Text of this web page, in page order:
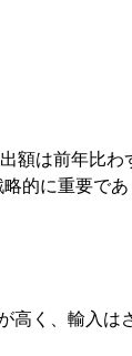
額は前年比わ
的に重要で
高く、輸入は